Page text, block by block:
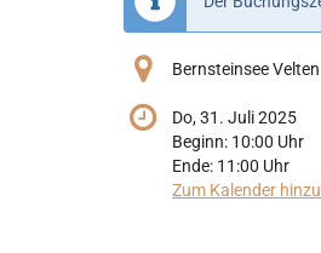
Bernsteinsee Velten
Do, 31. Juli 2025
Beginn: 10:00 Uhr
Ende: 11:00 Uhr
Zum Kalender